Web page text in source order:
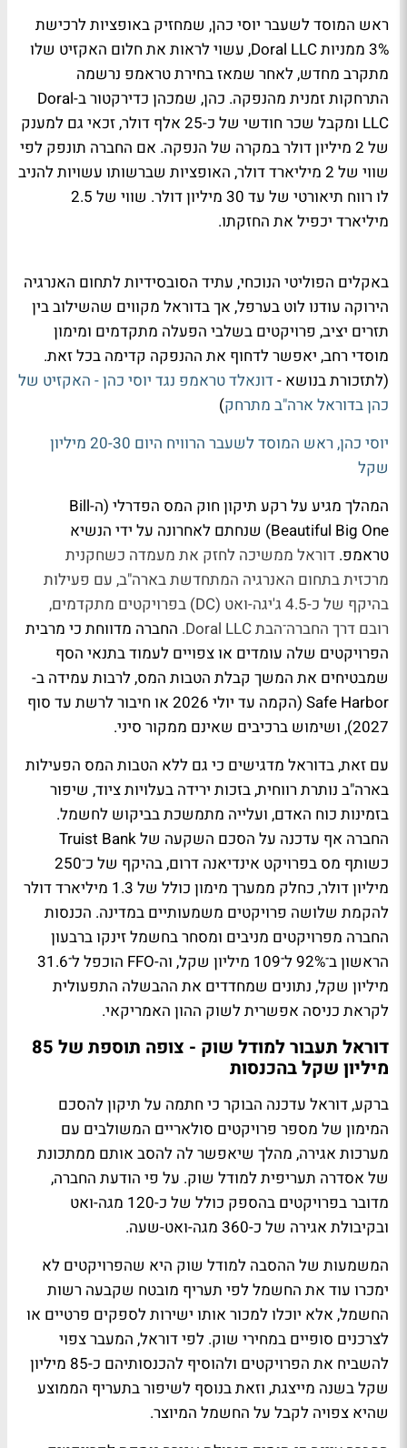
ראש המוסד לשעבר יוסי כהן, שמחזיק באופציות לרכישת
3% ממניות Doral LLC, עשוי לראות את חלום האקזיט שלו
מתקרב מחדש, לאחר שמאז בחירת טראמפ נרשמה
התרחקות זמנית מהנפקה. כהן, שמכהן כדירקטור ב-Doral
LLC ומקבל שכר חודשי של כ-25 אלף דולר, זכאי גם למענק
של 2 מיליון דולר במקרה של הנפקה. אם החברה תונפק לפי
שווי של 2 מיליארד דולר, האופציות שברשותו עשויות להניב
לו רווח תיאורטי של עד 30 מיליון דולר. שווי של 2.5
מיליארד יכפיל את החזקתו.
באקלים הפוליטי הנוכחי, עתיד הסובסידיות לתחום האנרגיה
הירוקה עודנו לוט בערפל, אך בדוראל מקווים שהשילוב בין
תזרים יציב, פרויקטים בשלבי הפעלה מתקדמים ומימון
מוסדי רחב, יאפשר לדחוף את ההנפקה קדימה בכל זאת.
(לתזכורת בנושא -דונאלד טראמפ נגד יוסי כהן - האקזיט של
כהן בדוראל ארה"ב מתרחק)
יוסי כהן, ראש המוסד לשעבר הרוויח היום 20-30 מיליון
שקל
המהלך מגיע על רקע תיקון חוק המס הפדרלי (ה-Bill
Beautiful Big One) שנחתם לאחרונה על ידי הנשיא
טראמפ. דוראל ממשיכה לחזק את מעמדה כשחקנית
מרכזית בתחום האנרגיה המתחדשת בארה"ב, עם פעילות
בהיקף של כ-4.5 ג'יגה-ואט (DC) בפרויקטים מתקדמים,
רובם דרך החברה־הבת Doral LLC.
החברה מדווחת כי מרבית
הפרויקטים שלה עומדים או צפויים לעמוד בתנאי הסף
שמבטיחים את המשך קבלת הטבות המס, לרבות עמידה ב-
Safe Harbor (הקמה עד יולי 2026 או חיבור לרשת עד סוף
2027), ושימוש ברכיבים שאינם ממקור סיני.
עם זאת, בדוראל מדגישים כי גם ללא הטבות המס הפעילות
בארה"ב נותרת רווחית, בזכות ירידה בעלויות ציוד, שיפור
בזמינות כוח האדם, ועלייה מתמשכת בביקוש לחשמל.
החברה אף עדכנה על הסכם השקעה של Truist Bank
כשותף מס בפרויקט אינדיאנה דרום, בהיקף של כ־250
מיליון דולר, כחלק ממערך מימון כולל של 1.3 מיליארד דולר
להקמת שלושה פרויקטים משמעותיים במדינה. הכנסות
החברה מפרויקטים מניבים ומסחר בחשמל זינקו ברבעון
הראשון ב־92% ל־109 מיליון שקל, וה-FFO הוכפל ל־31.6
מיליון שקל, נתונים שמחדדים את ההבשלה התפעולית
לקראת כניסה אפשרית לשוק ההון האמריקאי.
דוראל תעבור למודל שוק - צופה תוספת של 85
מיליון שקל בהכנסות
ברקע, דוראל עדכנה הבוקר כי חתמה על תיקון להסכם
המימון של מספר פרויקטים סולאריים המשולבים עם
מערכות אגירה, מהלך שיאפשר לה להסב אותם ממתכונת
של אסדרה תעריפית למודל שוק. על פי הודעת החברה,
מדובר בפרויקטים בהספק כולל של כ-120 מגה-ואט
ובקיבולת אגירה של כ-360 מגה-ואט-שעה.
המשמעות של ההסבה למודל שוק היא שהפרויקטים לא
ימכרו עוד את החשמל לפי תעריף מובטח שקבעה רשות
החשמל, אלא יוכלו למכור אותו ישירות לספקים פרטיים או
לצרכנים סופיים במחירי שוק. לפי דוראל, המעבר צפוי
להשביח את הפרויקטים ולהוסיף להכנסותיהם כ-85 מיליון
שקל בשנה מייצגת, וזאת בנוסף לשיפור בתעריף הממוצע
שהיא צפויה לקבל על החשמל המיוצר.